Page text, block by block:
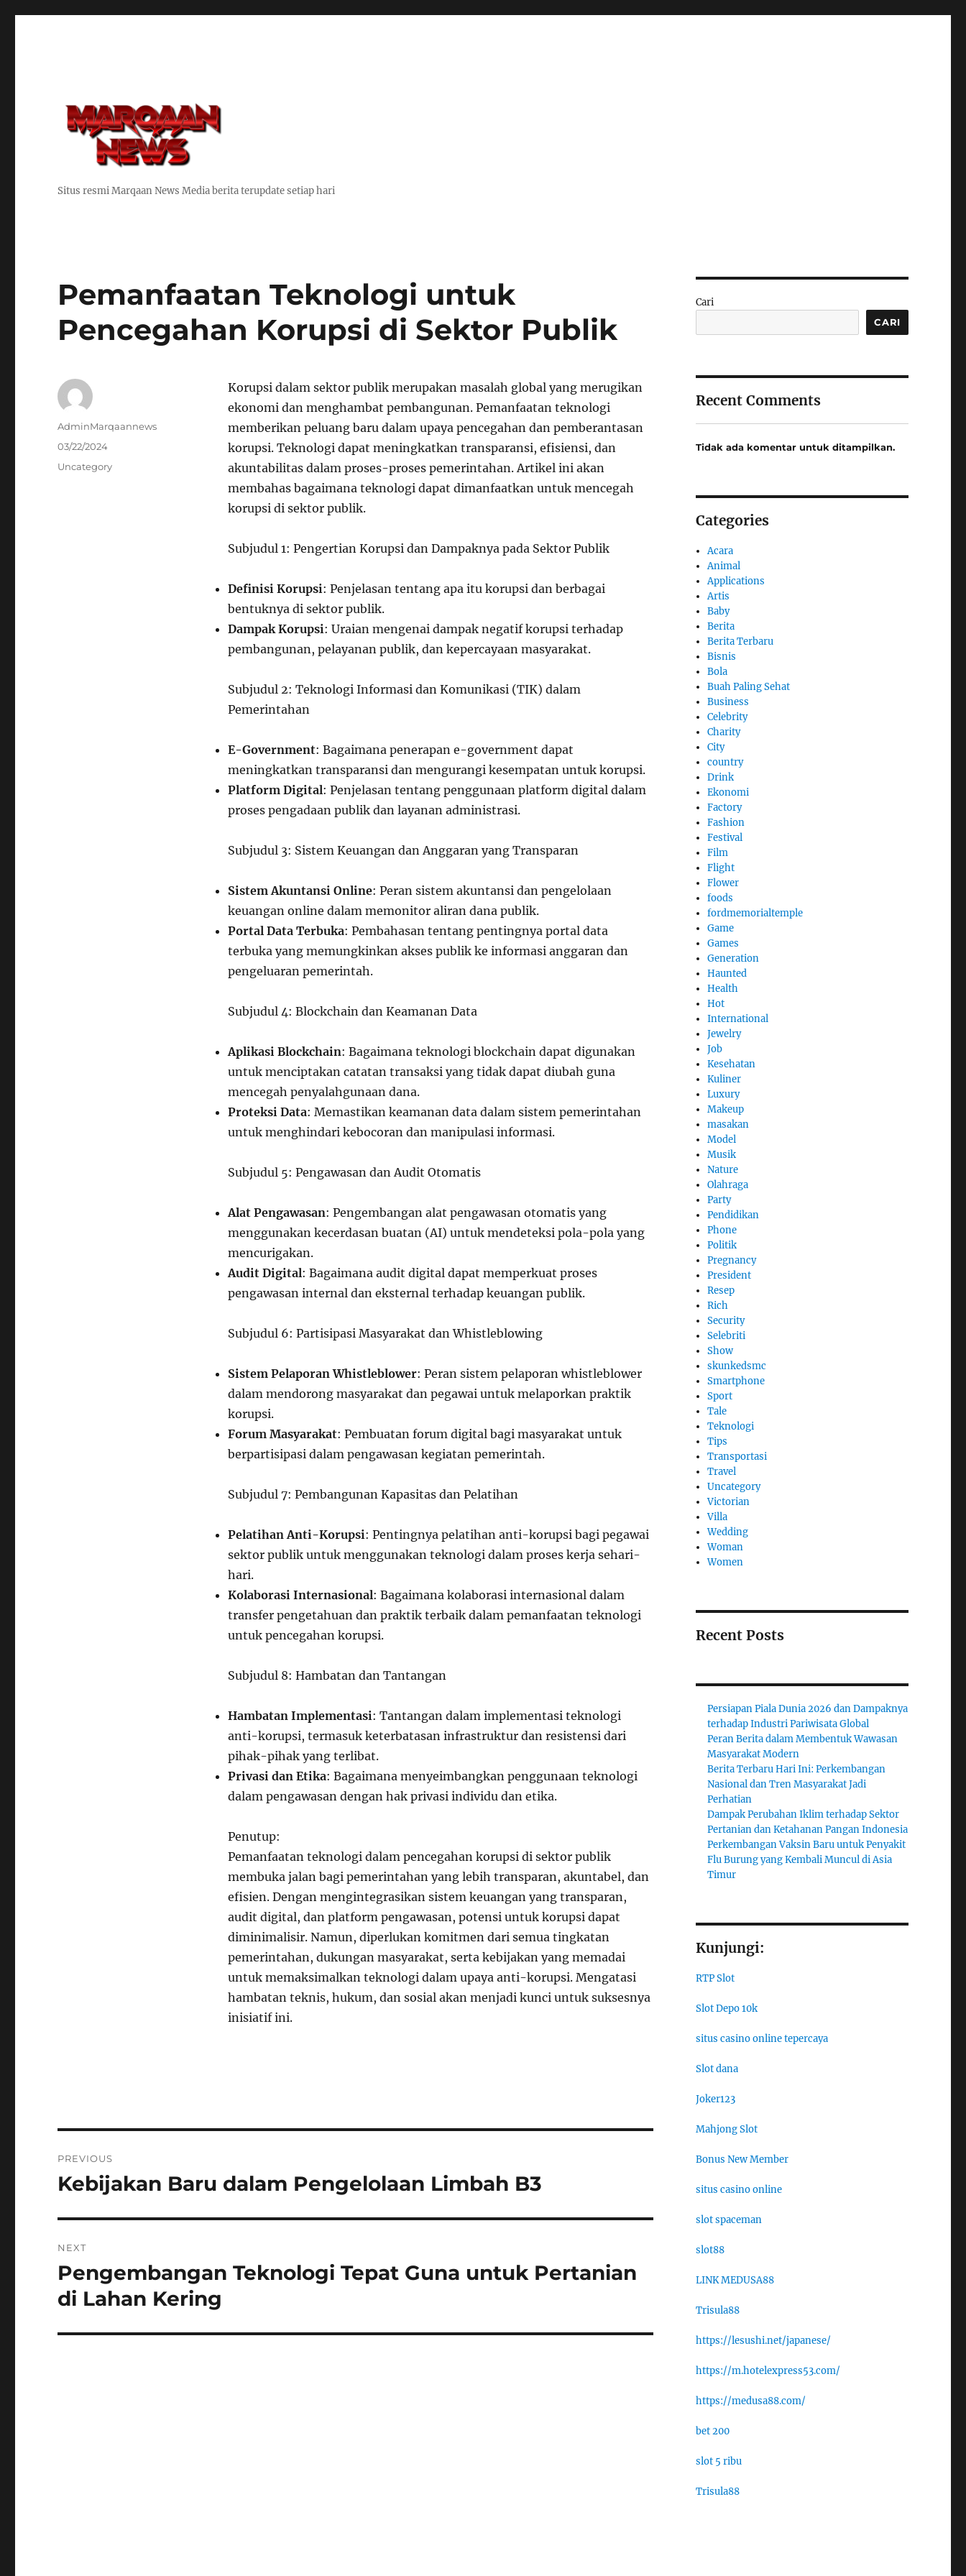
Situs resmi Marqaan News Media berita terupdate setiap hari
Pemanfaatan Teknologi untuk
Pencegahan Korupsi di Sektor Publik
Korupsi dalam sektor publik merupakan masalah global yang merugikan
ekonomi dan menghambat pembangunan. Pemanfaatan teknologi
memberikan peluang baru dalam upaya pencegahan dan pemberantasan
korupsi. Teknologi dapat meningkatkan transparansi, efisiensi, dan
akuntabilitas dalam proses-proses pemerintahan. Artikel ini akan
membahas bagaimana teknologi dapat dimanfaatkan untuk mencegah
korupsi di sektor publik.
Subjudul 1: Pengertian Korupsi dan Dampaknya pada Sektor Publik
Definisi Korupsi: Penjelasan tentang apa itu korupsi dan berbagai
bentuknya di sektor publik.
Dampak Korupsi: Uraian mengenai dampak negatif korupsi terhadap
pembangunan, pelayanan publik, dan kepercayaan masyarakat.
Subjudul 2: Teknologi Informasi dan Komunikasi (TIK) dalam
Pemerintahan
E-Government: Bagaimana penerapan e-government dapat
meningkatkan transparansi dan mengurangi kesempatan untuk korupsi.
Platform Digital: Penjelasan tentang penggunaan platform digital dalam
proses pengadaan publik dan layanan administrasi.
Subjudul 3: Sistem Keuangan dan Anggaran yang Transparan
Sistem Akuntansi Online: Peran sistem akuntansi dan pengelolaan
keuangan online dalam memonitor aliran dana publik.
Portal Data Terbuka: Pembahasan tentang pentingnya portal data
terbuka yang memungkinkan akses publik ke informasi anggaran dan
pengeluaran pemerintah.
Subjudul 4: Blockchain dan Keamanan Data
Aplikasi Blockchain: Bagaimana teknologi blockchain dapat digunakan
untuk menciptakan catatan transaksi yang tidak dapat diubah guna
mencegah penyalahgunaan dana.
Proteksi Data: Memastikan keamanan data dalam sistem pemerintahan
untuk menghindari kebocoran dan manipulasi informasi.
Subjudul 5: Pengawasan dan Audit Otomatis
Alat Pengawasan: Pengembangan alat pengawasan otomatis yang
menggunakan kecerdasan buatan (AI) untuk mendeteksi pola-pola yang
mencurigakan.
Audit Digital: Bagaimana audit digital dapat memperkuat proses
pengawasan internal dan eksternal terhadap keuangan publik.
Subjudul 6: Partisipasi Masyarakat dan Whistleblowing
Sistem Pelaporan Whistleblower: Peran sistem pelaporan whistleblower
dalam mendorong masyarakat dan pegawai untuk melaporkan praktik
korupsi.
Forum Masyarakat: Pembuatan forum digital bagi masyarakat untuk
berpartisipasi dalam pengawasan kegiatan pemerintah.
Subjudul 7: Pembangunan Kapasitas dan Pelatihan
Pelatihan Anti-Korupsi: Pentingnya pelatihan anti-korupsi bagi pegawai
sektor publik untuk menggunakan teknologi dalam proses kerja sehari-
hari.
Kolaborasi Internasional: Bagaimana kolaborasi internasional dalam
transfer pengetahuan dan praktik terbaik dalam pemanfaatan teknologi
untuk pencegahan korupsi.
Subjudul 8: Hambatan dan Tantangan
Hambatan Implementasi: Tantangan dalam implementasi teknologi
anti-korupsi, termasuk keterbatasan infrastruktur dan resistensi dari
pihak-pihak yang terlibat.
Privasi dan Etika: Bagaimana menyeimbangkan penggunaan teknologi
dalam pengawasan dengan hak privasi individu dan etika.
Penutup:
Pemanfaatan teknologi dalam pencegahan korupsi di sektor publik
membuka jalan bagi pemerintahan yang lebih transparan, akuntabel, dan
efisien. Dengan mengintegrasikan sistem keuangan yang transparan,
audit digital, dan platform pengawasan, potensi untuk korupsi dapat
diminimalisir. Namun, diperlukan komitmen dari semua tingkatan
pemerintahan, dukungan masyarakat, serta kebijakan yang memadai
untuk memaksimalkan teknologi dalam upaya anti-korupsi. Mengatasi
hambatan teknis, hukum, dan sosial akan menjadi kunci untuk suksesnya
inisiatif ini.
Author
AdminMarqaannews
Posted
03/22/2024
Categories
Uncategory
pos
PREVIOUS
Previous
Kebijakan Baru dalam Pengelolaan Limbah B3
NEXT
Next
post:
Pengembangan Teknologi Tepat Guna untuk Pertanian
di Lahan Kering
Cari
CARI
Recent Comments
Tidak ada komentar untuk ditampilkan.
Categories
Acara
Animal
Applications
Artis
Baby
Berita
Berita Terbaru
Bisnis
Bola
Buah Paling Sehat
Business
Celebrity
Charity
City
country
Drink
Ekonomi
Factory
Fashion
Festival
Film
Flight
Flower
foods
fordmemorialtemple
Game
Games
Generation
Haunted
Health
Hot
International
Jewelry
Job
Kesehatan
Kuliner
Luxury
Makeup
masakan
Model
Musik
Nature
Olahraga
Party
Pendidikan
Phone
Politik
Pregnancy
President
Resep
Rich
Security
Selebriti
Show
skunkedsmc
Smartphone
Sport
Tale
Teknologi
Tips
Transportasi
Travel
Uncategory
Victorian
Villa
Wedding
Woman
Women
Recent Posts
Persiapan Piala Dunia 2026 dan Dampaknya
terhadap Industri Pariwisata Global
Peran Berita dalam Membentuk Wawasan
Masyarakat Modern
Berita Terbaru Hari Ini: Perkembangan
Nasional dan Tren Masyarakat Jadi
Perhatian
Dampak Perubahan Iklim terhadap Sektor
Pertanian dan Ketahanan Pangan Indonesia
Perkembangan Vaksin Baru untuk Penyakit
Flu Burung yang Kembali Muncul di Asia
Timur
Kunjungi:
RTP Slot
Slot Depo 10k
situs casino online tepercaya
Slot dana
Joker123
Mahjong Slot
Bonus New Member
situs casino online
slot spaceman
slot88
LINK MEDUSA88
Trisula88
https://lesushi.net/japanese/
https://m.hotelexpress53.com/
https://medusa88.com/
bet 200
slot 5 ribu
Trisula88